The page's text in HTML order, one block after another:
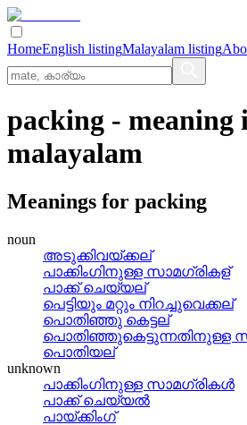
HomeEnglish listingMalayalam listing
packing - meaning
malayalam
Meanings for packing
noun
അടുക്കിവയ്‌ക്കല്
പാക്കിംഗിനുള്ള സാമഗ്രികള്
പാക്ക് ചെയ്യല്
പെട്ടിയും മറ്റും നിറച്ചുവെക്കല്
പൊതിഞ്ഞു കെട്ടല്
പൊതിഞ്ഞുകെട്ടുന്നതിനുള്ള
പൊതിയല്
unknown
പാക്കിംഗിനുള്ള സാമഗ്രികള്‍
പാക്ക് ചെയ്യല്‍
പായ്ക്കിംഗ്